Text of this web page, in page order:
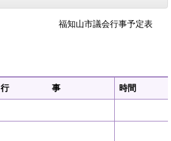
福知山市議会行事予定表
行 事 時間